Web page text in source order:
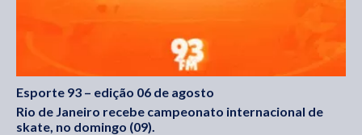
Esporte 93 – edição 06 de agosto
Rio de Janeiro recebe campeonato internacional de
skate, no domingo (09).